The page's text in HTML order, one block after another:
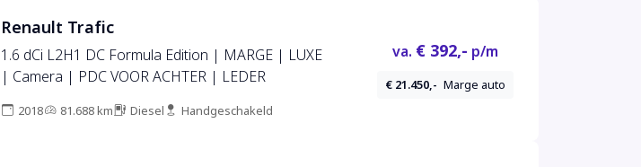
Renault Trafic
1.6 dCi L2H1 DC Formula Edition | MARGE | LUXE
| Camera | PDC VOOR ACHTER | LEDER
2018 81.688 km Diesel Handgeschakeld
va. € 392,- p/m
€ 21.450,- Marge auto